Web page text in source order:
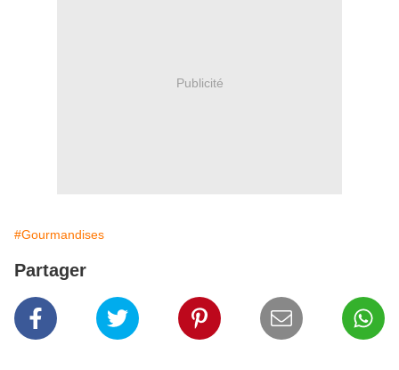
Publicité
#Gourmandises
Partager